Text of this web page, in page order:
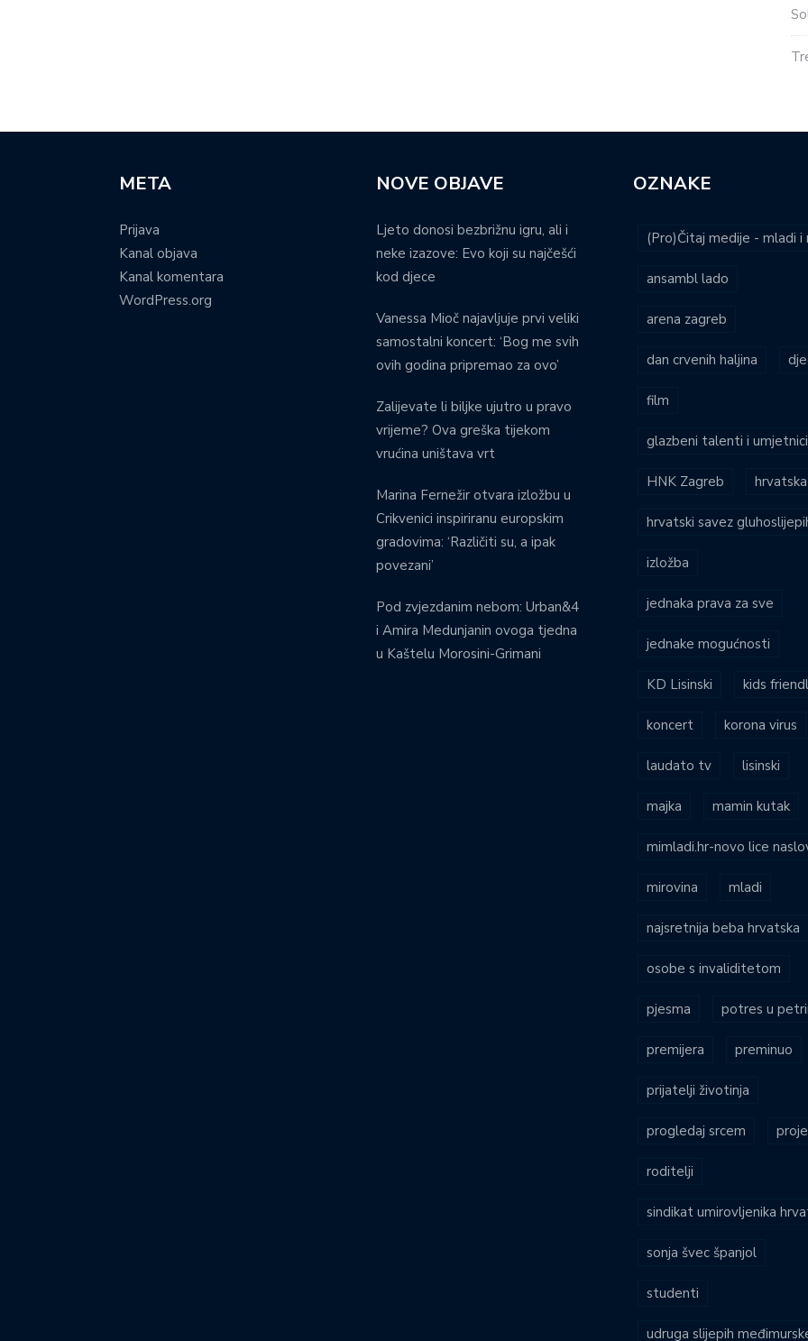
META
Prijava
Kanal objava
Kanal komentara
WordPress.org
NOVE OBJAVE
Ljeto donosi bezbrižnu igru, ali i
neke izazove: Evo koji su najčešći
kod djece
Vanessa Mioč najavljuje prvi veliki
samostalni koncert: ‘Bog me svih
ovih godina pripremao za ovo’
Zalijevate li biljke ujutro u pravo
vrijeme? Ova greška tijekom
vrućina uništava vrt
Marina Fernežir otvara izložbu u
Crikvenici inspiriranu europskim
gradovima: ‘Različiti su, a ipak
povezani’
Pod zvjezdanim nebom: Urban&4
i Amira Medunjanin ovoga tjedna
u Kaštelu Morosini-Grimani
OZNAKE
(Pro)Čitaj medije - mladi i
ansambl lado
arena zagreb
dan crvenih haljina
film
glazbeni talenti i
HNK Zagreb hrvatska
hrvatski savez
izložba
jednaka prava za sve
jednake mogućnosti
KD Lisinski kids
koncert korona virus
laudato tv lisinski
majka mamin kutak
mimladi.hr-novo lice
mirovina mladi
najsretnija beba hrvatska
osobe s invaliditetom
pjesma potres u
premijera preminuo
prijatelji životinja
progledaj srcem
roditelji
sindikat umirovljenika
sonja švec španjol
studenti
udruga slijepih